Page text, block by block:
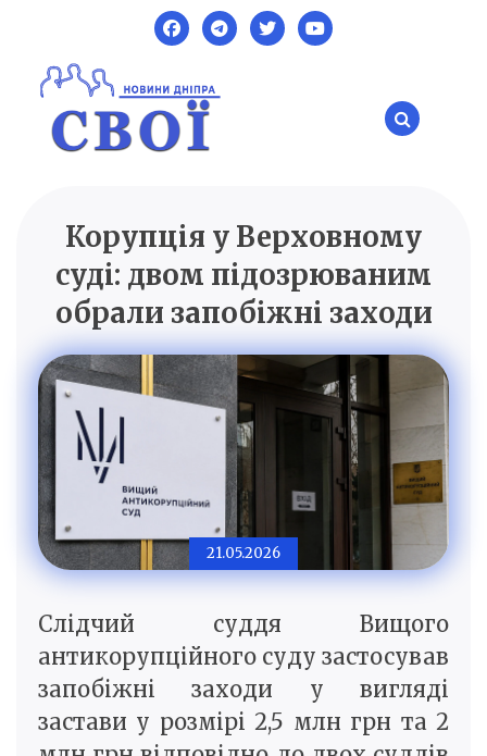
content
SVOI.DP.UA
Новини Дніпра
Корупція у Верховному
суді: двом підозрюваним
обрали запобіжні заходи
21.05.2026
Слідчий суддя Вищого
антикорупційного суду застосував
запобіжні заходи у вигляді
застави у розмірі 2,5 млн грн та 2